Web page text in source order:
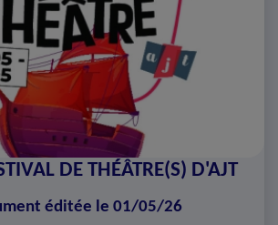
DE THÉÂTRE(S) D'AJT
éditée le 01/05/26